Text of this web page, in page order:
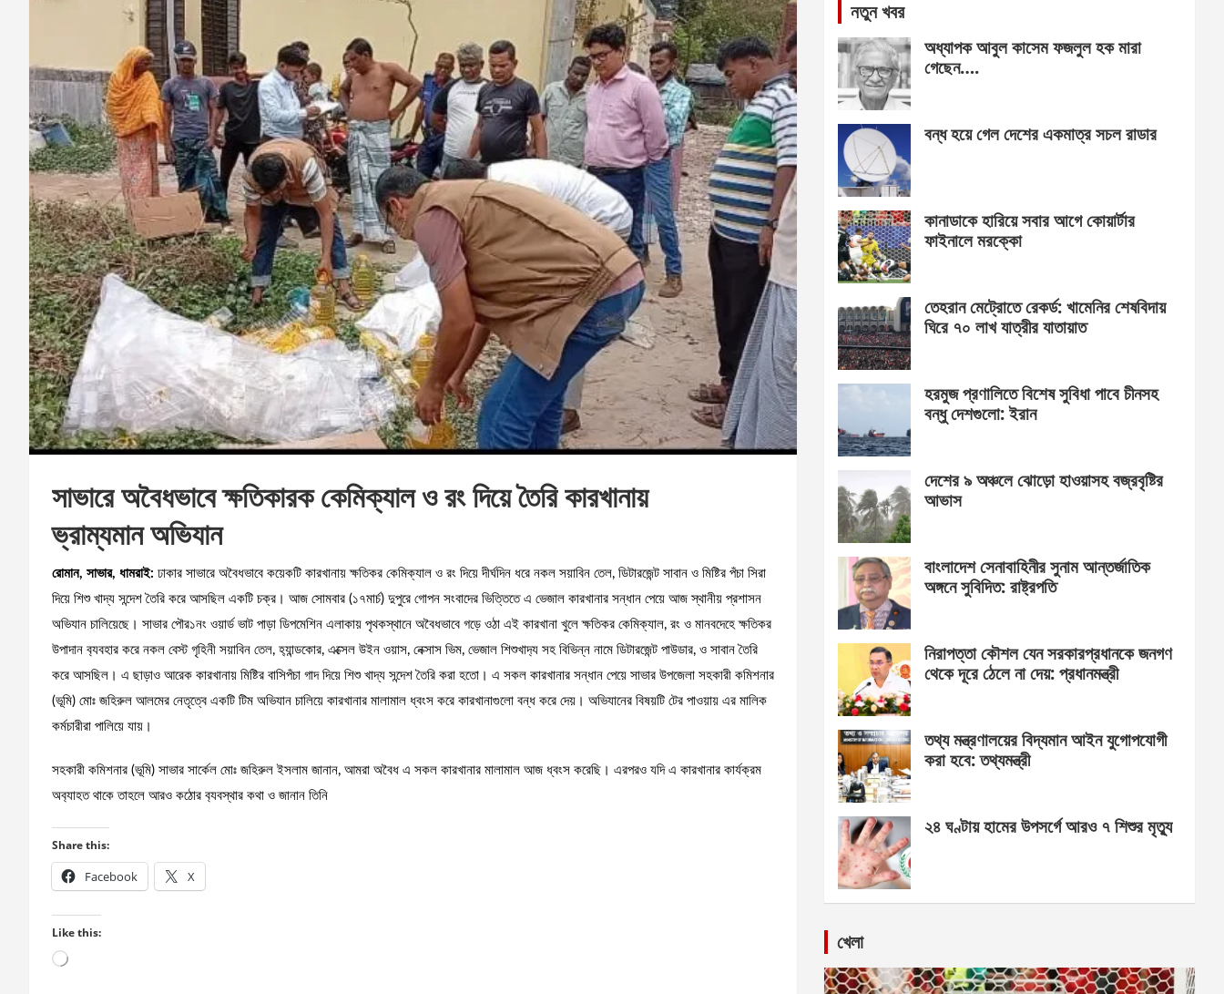
সাভারে অবৈধভাবে ক্ষতিকারক কেমিক্যাল ও রং দিয়ে তৈরি কারখানায়
ভ্রাম্যমান অভিযান
রোমান, সাভার, ধামরাই: ঢাকার সাভারে অবৈধভাবে কয়েকটি কারখানায় ক্ষতিকর কেমিক্যাল ও রং দিয়ে দীর্ঘদিন ধরে নকল সয়াবিন তেল, ডিটারজেন্ট সাবান ও মিষ্টির পঁচা সিরা
দিয়ে শিশু খাদ্য সন্দেশ তৈরি করে আসছিল একটি চক্র। আজ সোমবার (১৭মার্চ) দুপুরে গোপন সংবাদের ভিত্তিতে এ ভেজাল কারখানার সন্ধান পেয়ে আজ স্থানীয় প্রশাসন
অভিযান চালিয়েছে। সাভার পৌর১নং ওয়ার্ড ভাট পাড়া ডিপমেশিন এলাকায় পৃথকস্থানে অবৈধভাবে গড়ে ওঠা এই কারখানা খুলে ক্ষতিকর কেমিক্যাল, রং ও মানবদেহে ক্ষতিকর
উপাদান ব‍্যবহার করে নকল বেস্ট গৃহিনী সয়াবিন তেল, হ‍্যান্ডকোর, এক্সেল উইন ওয়াস, নেক্সাস ভিম, ভেজাল শিশুখাদ‍্য সহ বিভিন্ন নামে ডিটারজেন্ট পাউডার, ও সাবান তৈরি
করে আসছিল। এ ছাড়াও আরেক কারখানায় মিষ্টির বাসিপঁচা গাদ দিয়ে শিশু খাদ্য সন্দেশ তৈরি করা হতো। এ সকল কারখানার সন্ধান পেয়ে সাভার উপজেলা সহকারী কমিশনার
(ভূমি) মোঃ জহিরুল আলমের নেতৃত্বে একটি টিম অভিযান চালিয়ে কারখানার মালামাল ধ্বংস করে কারখানাগুলো বন্ধ করে দেয়। অভিযানের বিষয়টি টের পাওয়ায় এর মালিক
কর্মচারীরা পালিয়ে যায়।
সহকারী কমিশনার (ভূমি) সাভার সার্কেল মোঃ জহিরুল ইসলাম জানান, আমরা অবৈধ এ সকল কারখানার মালামাল আজ ধ্বংস করেছি। এরপরও যদি এ কারখানার কার্যক্রম
অব‍্যাহত থাকে তাহলে আরও কঠোর ব‍্যবস্থার কথা ও জানান তিনি
Share this:
Facebook X
Like this:
Loading…
নতুন খবর
অধ্যাপক আবুল কাসেম ফজলুল হক মারা
গেছেন….
বন্ধ হয়ে গেল দেশের একমাত্র সচল রাডার
কানাডাকে হারিয়ে সবার আগে কোয়ার্টার
ফাইনালে মরক্কো
তেহরান মেট্রোতে রেকর্ড: খামেনির শেষবিদায়
ঘিরে ৭০ লাখ যাত্রীর যাতায়াত
হরমুজ প্রণালিতে বিশেষ সুবিধা পাবে চীনসহ
বন্ধু দেশগুলো: ইরান
দেশের ৯ অঞ্চলে ঝোড়ো হাওয়াসহ বজ্রবৃষ্টির
আভাস
বাংলাদেশ সেনাবাহিনীর সুনাম আন্তর্জাতিক
অঙ্গনে সুবিদিত: রাষ্ট্রপতি
নিরাপত্তা কৌশল যেন সরকারপ্রধানকে জনগণ
থেকে দূরে ঠেলে না দেয়: প্রধানমন্ত্রী
তথ্য মন্ত্রণালয়ের বিদ্যমান আইন যুগোপযোগী
করা হবে: তথ্যমন্ত্রী
২৪ ঘণ্টায় হামের উপসর্গে আরও ৭ শিশুর মৃত্যু
খেলা